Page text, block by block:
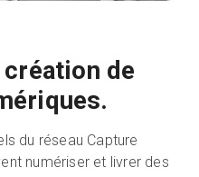
de
du réseau Capture
numériser et livrer des